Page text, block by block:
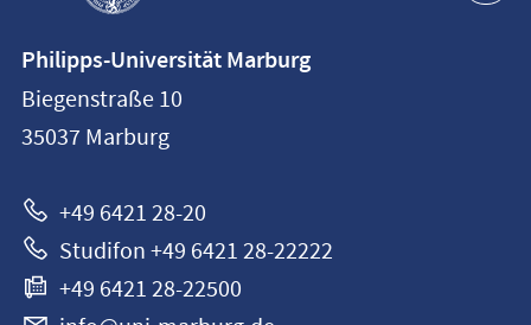
Philipps-
Universität
Marburg
Philipps-Universität Marburg
Biegenstraße 10
35037 Marburg
+49 6421 28-20
Studifon +49 6421 28-22222
+49 6421 28-22500